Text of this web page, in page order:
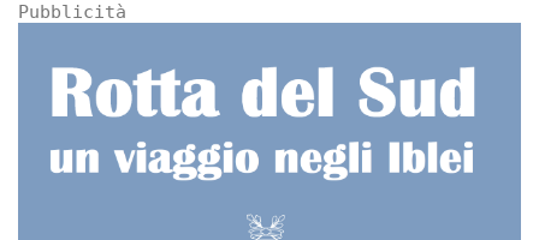
Pubblicità